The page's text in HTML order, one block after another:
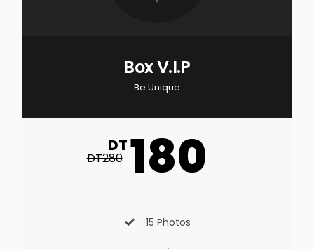
Box V.I.P
Be Unique
DT280
DT180
15 Photos